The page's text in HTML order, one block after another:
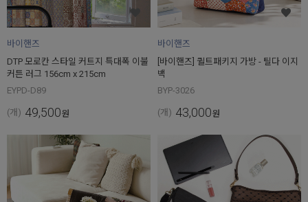
바이핸즈
DTP 모로칸 스타일 커트지 특대폭 이불
커튼 러그 156cm x 215cm
EYPD-D89
(개) 49,500원
바이핸즈
[바이핸즈] 퀼트패키지 가방 - 틸다 이지
백
BYP-3026
(개) 43,000원